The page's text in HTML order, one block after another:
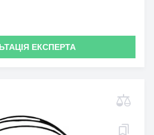
ЕКСПЕРТА